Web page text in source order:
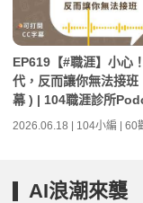
EP619【#職涯】小心
代，反而讓你無法接
幕 ) | 104職涯診所
2026.06.18 | 104小編 | 60
AI浪潮來襲